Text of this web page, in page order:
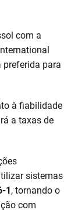
com a
preferida para
à fiabilidade
a taxas de
sistemas
1, tornando o
com